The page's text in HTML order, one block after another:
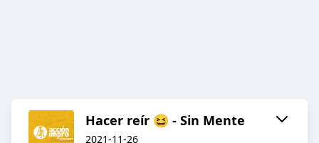
Hacer reír 😆 - Sin Mente
2021-11-26